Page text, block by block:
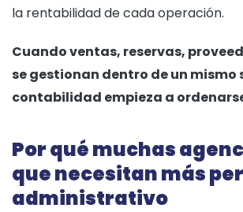
la rentabilidad de cada operación.
Cuando ventas, reservas,
se gestionan dentro de un mismo
contabilidad empieza a
Por qué muchas
que necesitan más
administrativo